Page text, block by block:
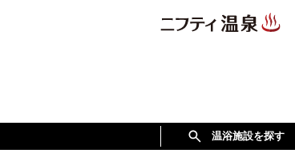
温浴施設を探す